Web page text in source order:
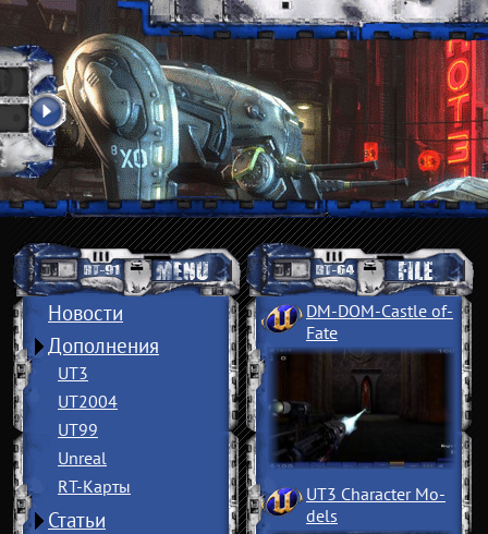
Новости
Дополнения
UT3
UT2004
UT99
Unreal
RT-Карты
Статьи
DM-DOM-Castle of­
Fate
UT3 Character Mo­
dels